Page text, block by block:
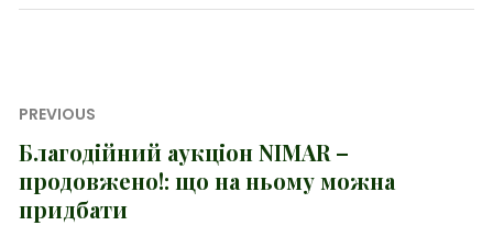
Навігація
записів
PREVIOUS
Previous
post:
Благодійний аукціон NIMAR –
продовжено!: що на ньому можна
придбати